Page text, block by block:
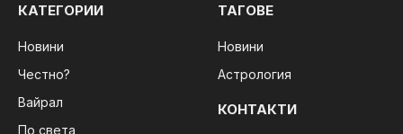
КАТЕГОРИИ
Новини
Честно?
Вайрал
По света
ТАГОВЕ
Новини
Астрология
КОНТАКТИ